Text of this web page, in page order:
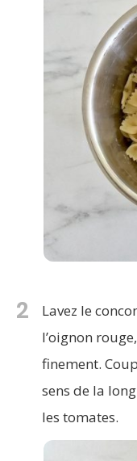
2
Lavez le
l’oignon
finement.
sens de la
les tomates.